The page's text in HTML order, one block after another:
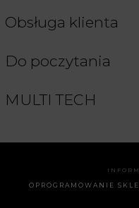
Obsługa klienta
Do poczytania
MULTI TECH
OPROGRAMOWANIE